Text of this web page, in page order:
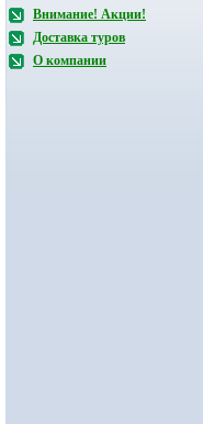
Внимание! Акции!
Доставка туров
О компании